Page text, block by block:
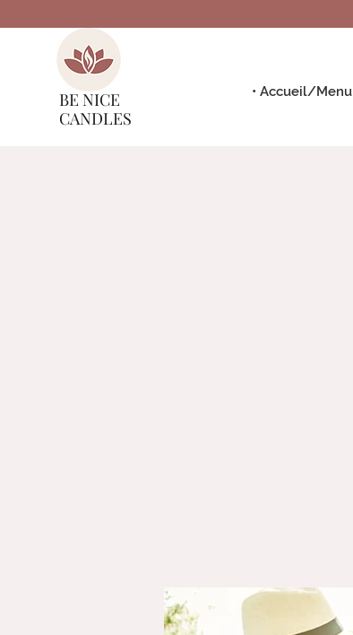
BE NICE
CANDLES
• Accueil/Menu